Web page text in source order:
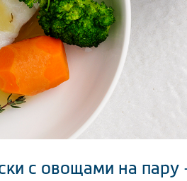
с овощами на